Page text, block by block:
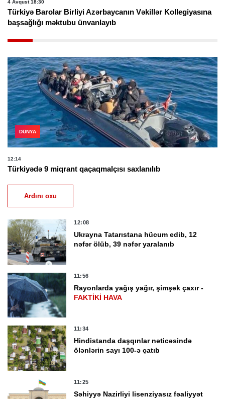
4 Avqust 18:30
Türkiyə Barolar Birliyi Azərbaycanın Vəkillər Kollegiyasına
başsağlığı məktubu ünvanlayıb
DÜNYA
12:14
Türkiyədə 9 miqrant qaçaqmalçısı saxlanılıb
Ardını oxu
12:08
Ukrayna Tatarıstana hücum edib, 12
nəfər ölüb, 39 nəfər yaralanıb
11:56
Rayonlarda yağış yağır, şimşək çaxır -
FAKTİKİ HAVA
11:34
Hindistanda daşqınlar nəticəsində
ölənlərin sayı 100-ə çatıb
11:25
Səhiyyə Nazirliyi lisenziyasız fəaliyyət